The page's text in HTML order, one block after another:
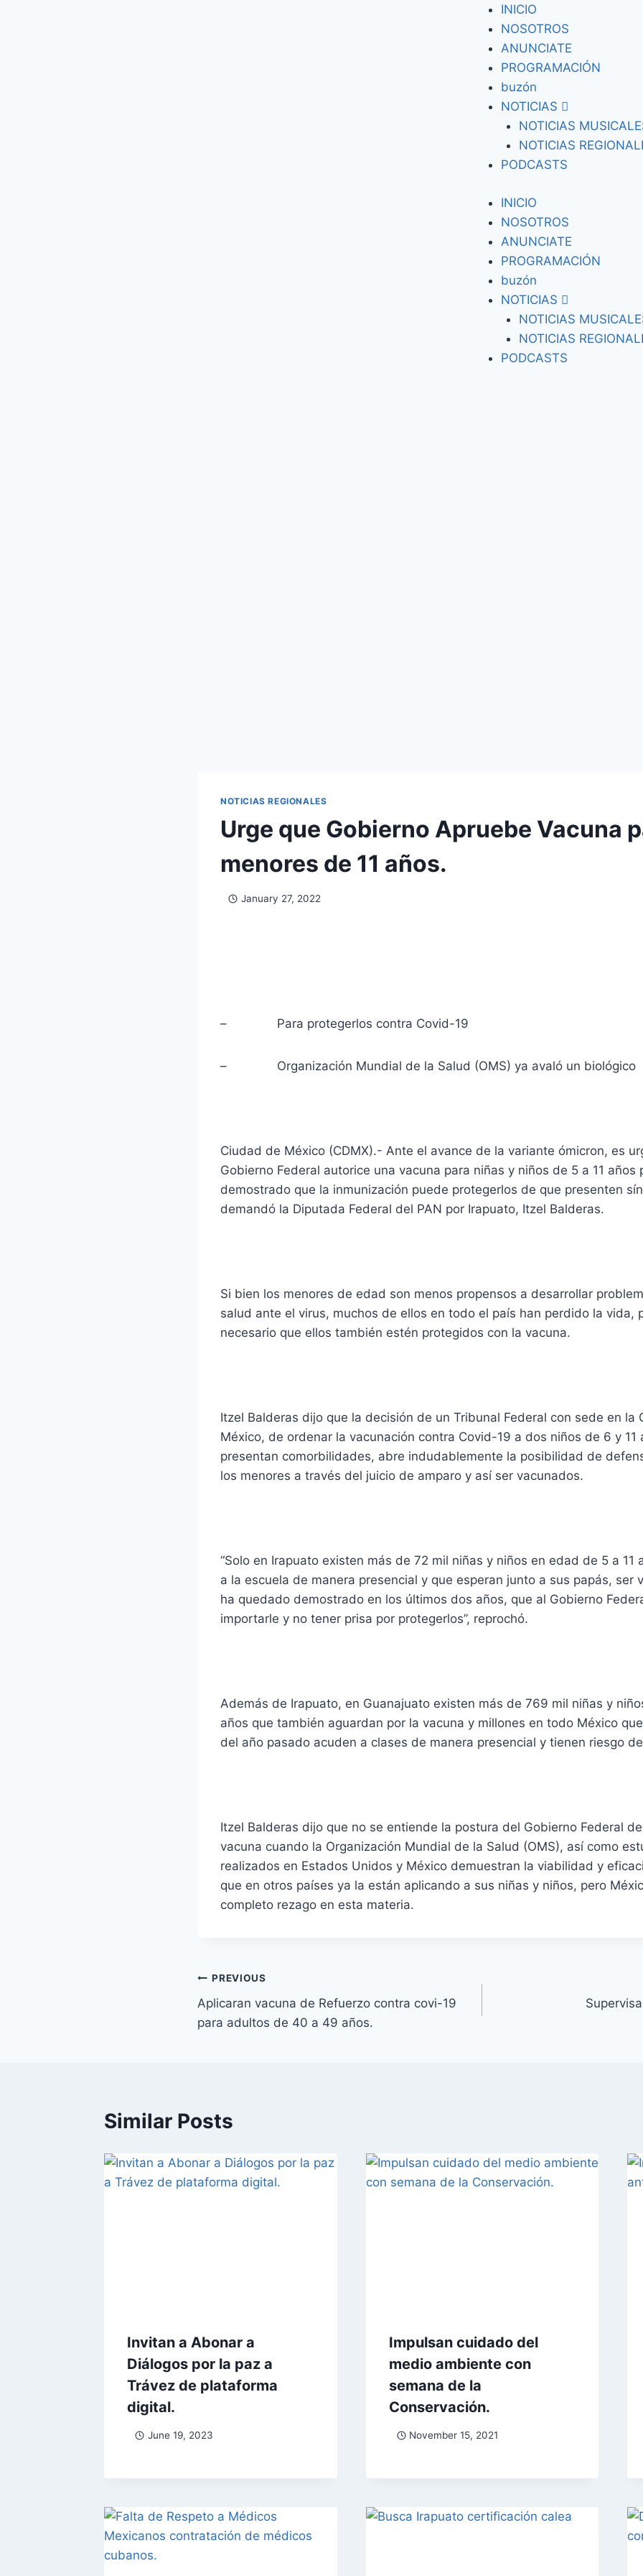
INICIO
NOSOTROS
ANUNCIATE
PROGRAMACIÓN
buzón
NOTICIAS
NOTICIAS
NOTICIAS
PODCASTS
INICIO
NOSOTROS
ANUNCIATE
PROGRAMACIÓN
buzón
NOTICIAS
NOTICIAS
NOTICIAS
PODCASTS
NOTICIAS REGIONALES
Urge que Gobierno Apruebe Vacuna
menores de 11 años.
January 27, 2022
– Para protegerlos contra Covid-19
– Organización Mundial de la Salud (OMS) ya avaló un biológico
Ciudad de México (CDMX).- Ante el avance de la variante ómicron, es
Gobierno Federal autorice una vacuna para niñas y niños de 5 a 11 años
demostrado que la inmunización puede protegerlos de que presenten
demandó la Diputada Federal del PAN por Irapuato, Itzel Balderas.
Si bien los menores de edad son menos propensos a desarrollar
salud ante el virus, muchos de ellos en todo el país han perdido la vida,
necesario que ellos también estén protegidos con la vacuna.
Itzel Balderas dijo que la decisión de un Tribunal Federal con sede en la
México, de ordenar la vacunación contra Covid-19 a dos niños de 6 y 11
presentan comorbilidades, abre indudablemente la posibilidad de
los menores a través del juicio de amparo y así ser vacunados.
“Solo en Irapuato existen más de 72 mil niñas y niños en edad de 5 a 11
a la escuela de manera presencial y que esperan junto a sus papás, ser
ha quedado demostrado en los últimos dos años, que al Gobierno
importarle y no tener prisa por protegerlos”, reprochó.
Además de Irapuato, en Guanajuato existen más de 769 mil niñas y
años que también aguardan por la vacuna y millones en todo México
del año pasado acuden a clases de manera presencial y tienen riesgo
Itzel Balderas dijo que no se entiende la postura del Gobierno Federal
vacuna cuando la Organización Mundial de la Salud (OMS), así como
realizados en Estados Unidos y México demuestran la viabilidad y
que en otros países ya la están aplicando a sus niñas y niños, pero
completo rezago en esta materia.
PREVIOUS
Aplicaran vacuna de Refuerzo contra covi-19
para adultos de 40 a 49 años.
Similar Posts
Invitan a Abonar a
Diálogos por la paz a
Trávez de plataforma
digital.
June 19, 2023
Impulsan cuidado del
medio ambiente con
semana de la
Conservación.
November 15, 2021